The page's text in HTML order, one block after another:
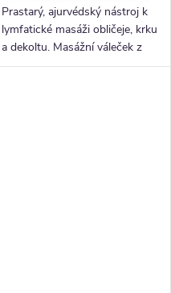
Prastarý, ajurvédský nástroj k
lymfatické masáži obličeje, krku
a dekoltu. Masážní váleček z
pravého růženínu. Face roller je